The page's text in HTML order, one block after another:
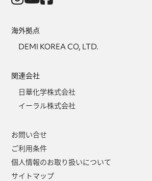
海外拠点
DEMI KOREA CO, LTD.
関連会社
日華化学株式会社
イーラル株式会社
お問い合せ
ご利用条件
個人情報のお取り扱いについて
サイトマップ